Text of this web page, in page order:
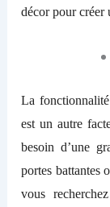
décor pour créer
La
est un autre
besoin d’une
portes battantes
vous